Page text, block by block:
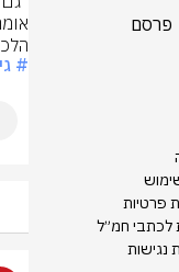
פרסם
פרטיות
לכתבי חמ״ל
נגישות
#